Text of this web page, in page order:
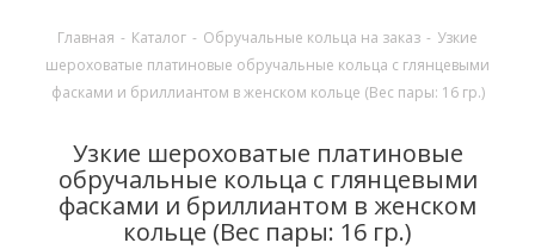
Главная - Каталог - Обручальные кольца на заказ - Узкие
шероховатые платиновые обручальные кольца с глянцевыми
фасками и бриллиантом в женском кольце (Вес пары: 16 гр.)
Узкие шероховатые платиновые
обручальные кольца с глянцевыми
фасками и бриллиантом в женском
кольце (Вес пары: 16 гр.)